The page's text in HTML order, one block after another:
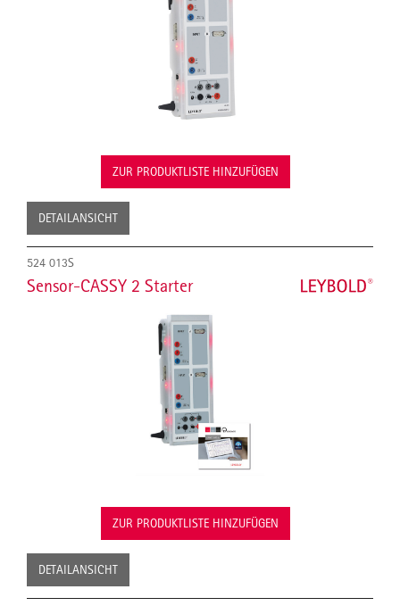
ZUR PRODUKTLISTE HINZUFÜGEN
DETAILANSICHT
524 013S
Sensor-CASSY 2 Starter
ZUR PRODUKTLISTE HINZUFÜGEN
DETAILANSICHT